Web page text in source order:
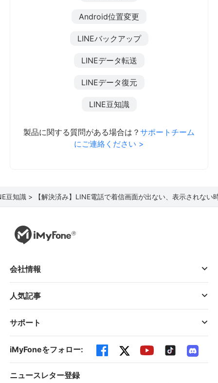
Android位置変更
LINEバックアップ
LINEデータ転送
LINEデータ復元
LINE豆知識
製品に関する質問がある場合は？ サポートチーム
にご連絡ください >
豆知識 > 【解決済み】LINE電話で着信画面が出ない、表示されない
会社情報
人気記事
サポート
iMyFoneをフォロー:
ニュースレター登録